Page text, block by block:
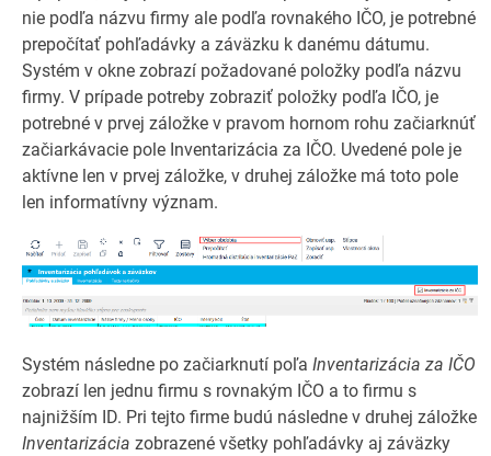
nie podľa názvu firmy ale podľa rovnakého IČO, je potrebné
prepočítať pohľadávky a záväzku k danému dátumu.
Systém v okne zobrazí požadované položky podľa názvu
firmy. V prípade potreby zobraziť položky podľa IČO, je
potrebné v prvej záložke v pravom hornom rohu začiarknúť
začiarkávacie pole Inventarizácia za IČO. Uvedené pole je
aktívne len v prvej záložke, v druhej záložke má toto pole
len informatívny význam.
Systém následne po začiarknutí poľa Inventarizácia za IČO
zobrazí len jednu firmu s rovnakým IČO a to firmu s
najnižším ID. Pri tejto firme budú následne v druhej záložke
Inventarizácia zobrazené všetky pohľadávky aj záväzky